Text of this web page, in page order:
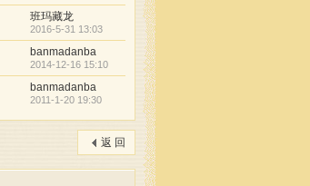
班玛藏龙
2016-5-31 13:03
banmadanba
2014-12-16 15:10
banmadanba
2011-1-20 19:30
返 回